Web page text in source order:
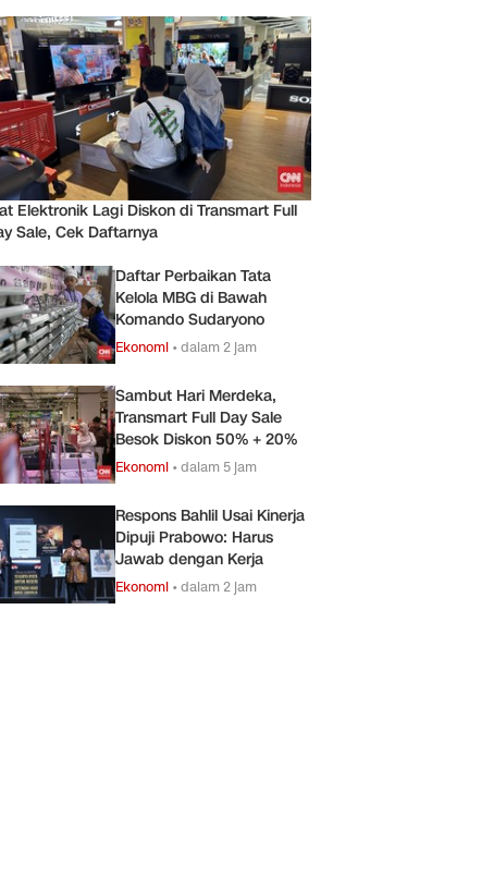
Elektronik Lagi Diskon di Transmart Full
Sale, Cek Daftarnya
Daftar Perbaikan Tata
Kelola MBG di Bawah
Komando Sudaryono
Ekonomi •dalam 2 jam
Sambut Hari Merdeka,
Transmart Full Day Sale
Besok Diskon 50% + 20%
Ekonomi •dalam 5 jam
Respons Bahlil Usai Kinerja
Dipuji Prabowo: Harus
Jawab dengan Kerja
Ekonomi •dalam 2 jam